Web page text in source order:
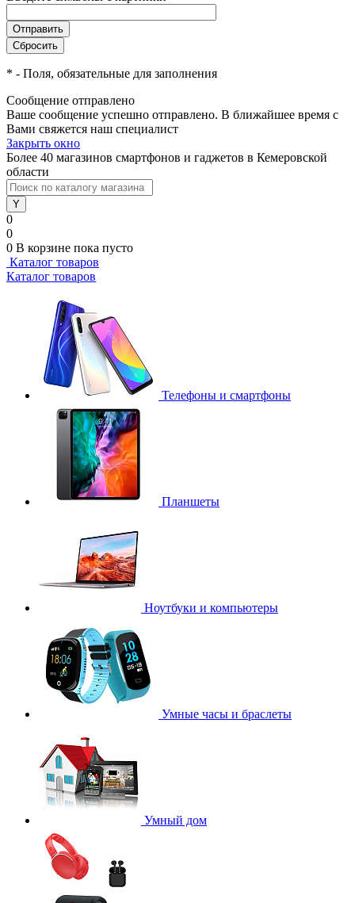
* - Поля, обязательные для заполнения
Сообщение отправлено
Ваше сообщение успешно отправлено. В ближайшее время с
Вами свяжется наш специалист
Закрыть окно
Более 40 магазинов смартфонов и гаджетов в Кемеровской
области
0
0
0 В корзине пока пусто
Каталог товаров
Каталог товаров
Телефоны и смартфоны
Планшеты
Ноутбуки и компьютеры
Умные часы и браслеты
Умный дом